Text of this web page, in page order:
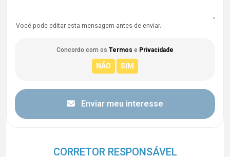
Você pode editar esta mensagem antes de enviar.
Concordo com os Termos e Privacidade
Enviar meu interesse
CORRETOR RESPONSÁVEL